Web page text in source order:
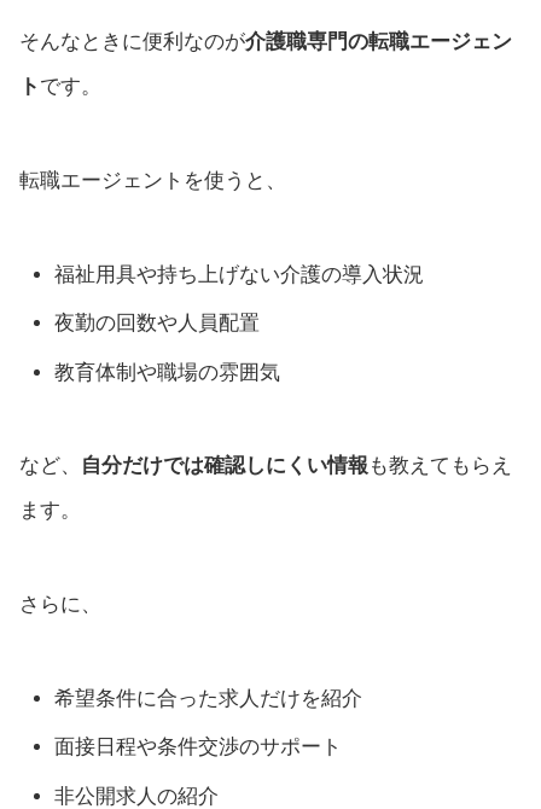
そんなときに便利なのが介護職専門の転職エージェン
ト です。
転職エージェントを使うと、
福祉用具や持ち上げない介護の導入状況
夜勤の回数や人員配置
教育体制や職場の雰囲気
など、 自分だけでは確認しにくい情報 も教えてもらえ
ます。
さらに、
希望条件に合った求人だけを紹介
面接日程や条件交渉のサポート
非公開求人の紹介